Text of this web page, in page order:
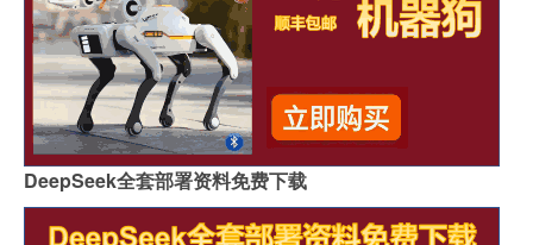
DeepSeek全套部署资料免费下载